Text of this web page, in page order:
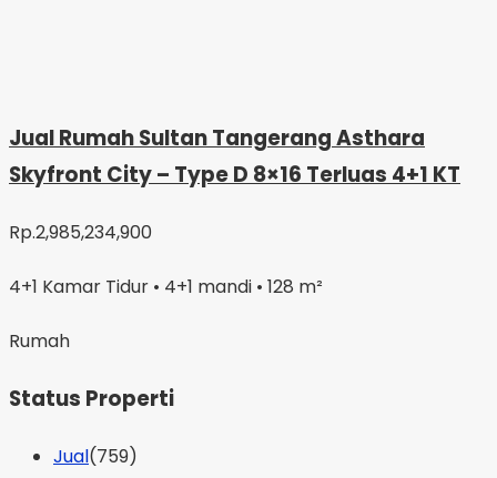
Jual Rumah Sultan Tangerang Asthara
Skyfront City – Type D 8×16 Terluas 4+1 KT
Rp.2,985,234,900
4+1 Kamar Tidur • 4+1 mandi • 128 m²
Rumah
Status Properti
Jual(759)